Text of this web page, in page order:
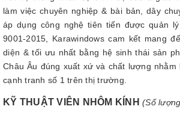
làm việc chuyên nghiệp & bài bản, dây
áp dụng công nghệ tiên tiến được quản
9001-2015, Karawindows cam kết mang
diện & tối ưu nhất bằng hệ sinh thái sản
Châu Âu đúng xuất xứ và chất lượng nhằm
cạnh tranh số 1 trên thị trường.
KỸ THUẬT VIÊN NHÔM KÍNH (Số